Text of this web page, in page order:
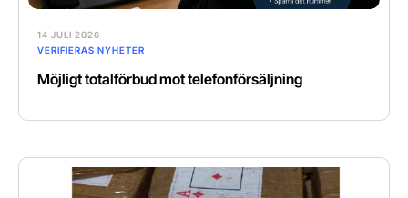
14 JULI 2026
VERIFIERAS NYHETER
Möjligt totalförbud mot telefonförsäljning